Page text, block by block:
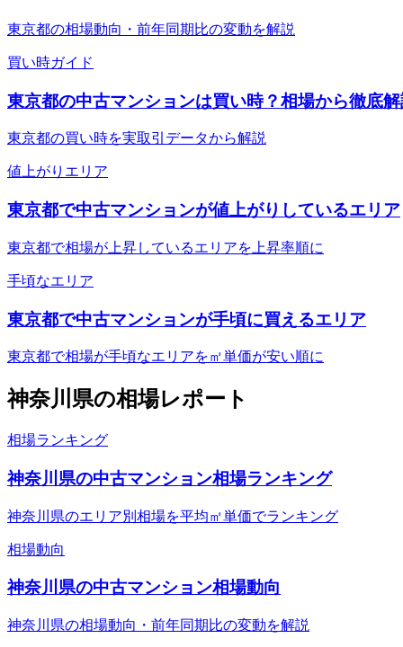
東京都の相場動向・前年同期比の変動を解説
買い時ガイド
東京都の中古マンションは買い時？相場から徹底
東京都の買い時を実取引データから解説
値上がりエリア
東京都で中古マンションが値上がりしているエリア
東京都で相場が上昇しているエリアを上昇率順に
手頃なエリア
東京都で中古マンションが手頃に買えるエリア
東京都で相場が手頃なエリアを㎡単価が安い順に
神奈川県の相場レポート
相場ランキング
神奈川県の中古マンション相場ランキング
神奈川県のエリア別相場を平均㎡単価でランキング
相場動向
神奈川県の中古マンション相場動向
神奈川県の相場動向・前年同期比の変動を解説